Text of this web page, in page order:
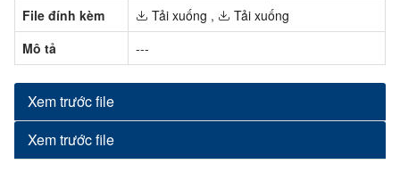
File đính kèm
Tải xuống ,
Tải xuống
Mô tả
---
Xem trước file
Xem trước file